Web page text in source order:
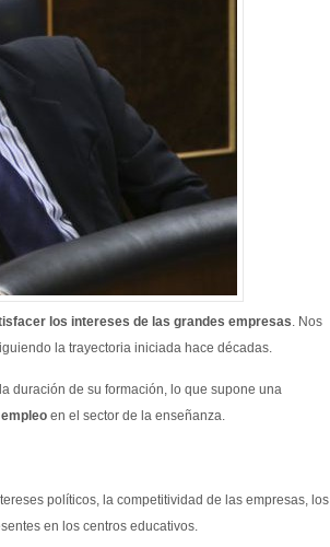
los intereses de las grandes empresas . Nos
la trayectoria iniciada hace décadas.
duración de su formación, lo que supone una
en el sector de la enseñanza.
políticos, la competitividad de las empresas, los
en los centros educativos.